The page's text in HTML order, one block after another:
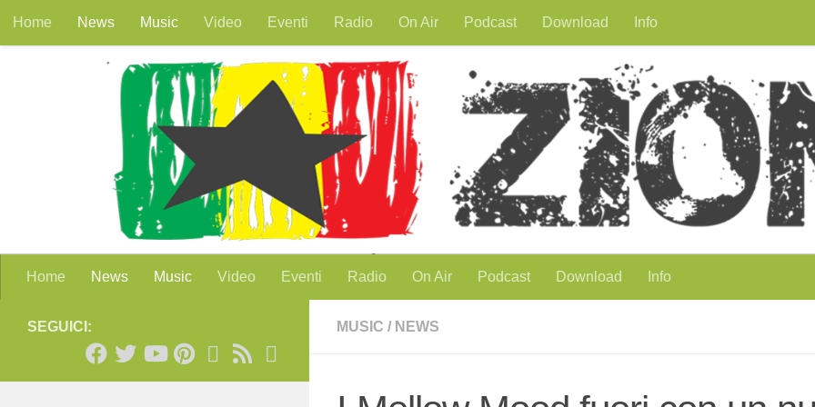
Salta al contenuto
Home News Music Video Eventi Radio On Air Podcast Download Info
Home News Music Video Eventi Radio On Air Podcast Download Info
MUSIC / NEWS
SEGUICI: